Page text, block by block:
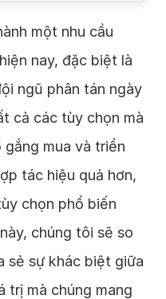
một nhu cầu
nay, đặc biệt là
ngũ phân tán ngày
cả các tùy chọn mà
mua và triển
tác hiệu quả hơn,
chọn phổ biến
chúng tôi sẽ so
sẻ sự khác biệt giữa
trị mà chúng mang